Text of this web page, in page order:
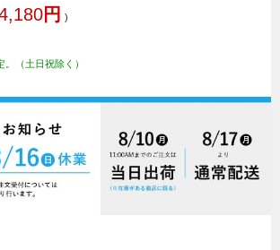
円 )
（土日祝除く）